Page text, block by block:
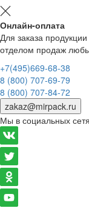
Онлайн-оплата
Для заказа
отделом продаж
+7(495)669-68-38
8 (800) 707-69-79
8 (800) 707-84-72
zakaz@mirpack.ru
Мы в социальных